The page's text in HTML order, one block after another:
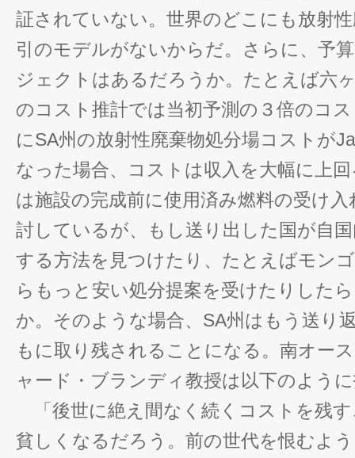
証されていない。世界のどこにも放射
引のモデルがないからだ。さらに、予
ジェクトはあるだろうか。たとえば六
のコスト推計では当初予測の３倍のコ
にSA州の放射性廃棄物処分場コストが
なった場合、コストは収入を大幅に上
は施設の完成前に使用済み燃料の受け
討しているが、もし送り出した国が自
する方法を見つけたり、たとえばモン
らもっと安い処分提案を受けたりした
か。そのような場合、SA州はもう送り
もに取り残されることになる。南オー
ャード・ブランディ教授は以下のよう
「後世に絶え間なく続くコストを残
貧しくなるだろう。前の世代を恨むよ